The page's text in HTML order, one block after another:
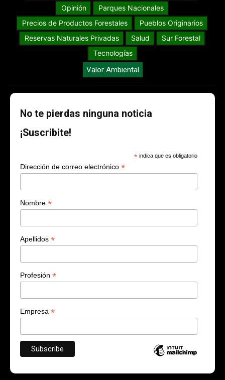
Opinión
Parques Nacionales
Precios de Productos Forestales
Pueblos Originarios
Reservas Naturales Privadas
Salud
Sur Forestal
Tecnologías
Valor Ambiental
No te pierdas ninguna noticia
¡Suscribite!
* indica que es obligatorio
Dirección de correo electrónico *
Nombre *
Apellidos *
Profesión *
Empresa *